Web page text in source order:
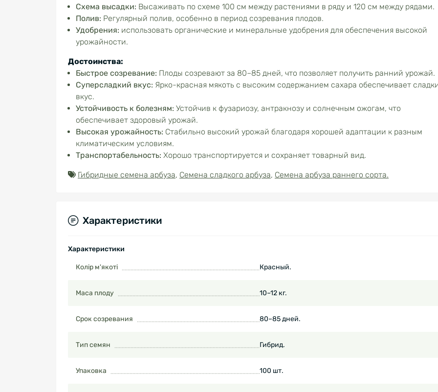
Схема высадки: Высаживать по схеме 100 см между растениями в ряду и 120 см между рядами.
Полив: Регулярный полив, особенно в период созревания плодов.
Удобрения: использовать органические и минеральные удобрения для обеспечения высокой
урожайности.
Достоинства:
Быстрое созревание: Плоды созревают за 80–85 дней, что позволяет получить ранний урожай.
Суперсладкий вкус: Ярко-красная мякоть с высоким содержанием сахара обеспечивает
вкус.
Устойчивость к болезням: Устойчив к фузариозу, антракнозу и солнечным ожогам, что
обеспечивает здоровый урожай.
Высокая урожайность: Стабильно высокий урожай благодаря хорошей адаптации к разным
климатическим условиям.
Транспортабельность: Хорошо транспортируется и сохраняет товарный вид.
Гибридные семена арбуза, Семена сладкого арбуза, Семена арбуза раннего сорта.
Характеристики
Характеристики
Колір м'якоті Красный.
Маса плоду 10–12 кг.
Срок созревания 80–85 дней.
Тип семян Гибрид.
Упаковка 100 шт.